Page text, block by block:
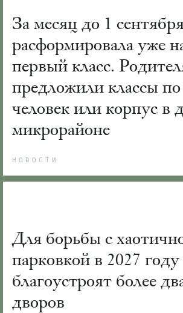
За месяц до 1
расформировала уже
первый класс.
предложили классы по
человек или корпус в
микрорайоне
НОВОСТИ
Для борьбы с
парковкой в 2027 году
благоустроят более
дворов